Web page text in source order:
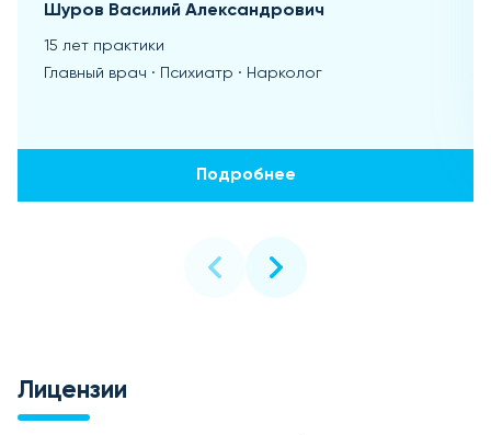
Шуров Василий Александрович
15 лет практики
Главный врач · Психиатр · Нарколог
Подробнее
Лицензии